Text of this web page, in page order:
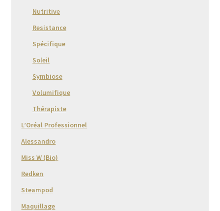
Nutritive
Resistance
Spécifique
Soleil
Symbiose
Volumifique
Thérapiste
L’Oréal Professionnel
Alessandro
Miss W (Bio)
Redken
Steampod
Maquillage